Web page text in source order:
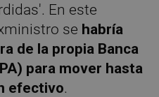
En este
se habría
de la propia Banca
para mover hasta
efectivo.